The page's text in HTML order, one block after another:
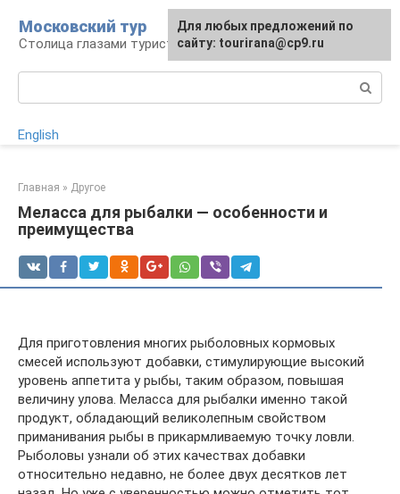
контенту
Московский тур
Столица глазами туриста
English
Главная » Другое
Меласса для рыбалки — особенности и
преимущества
Для приготовления многих рыболовных кормовых
смесей используют добавки, стимулирующие высокий
уровень аппетита у рыбы, таким образом, повышая
величину улова. Меласса для рыбалки именно такой
продукт, обладающий великолепным свойством
приманивания рыбы в прикармливаемую точку ловли.
Рыболовы узнали об этих качествах добавки
относительно недавно, не более двух десятков лет
Для любых предложений по
сайту: tourirana@cp9.ru